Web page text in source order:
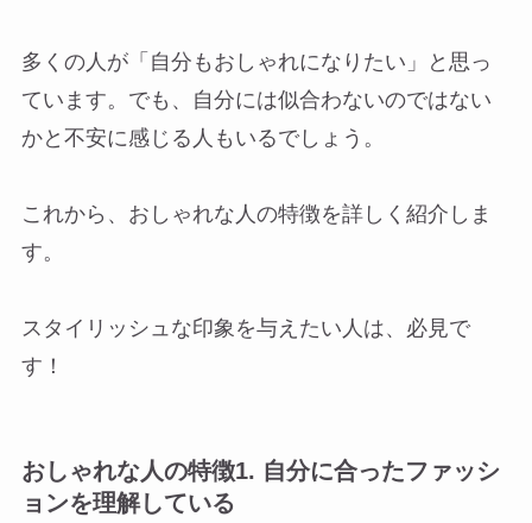
多くの人が「自分もおしゃれになりたい」と思っ
ています。でも、自分には似合わないのではない
かと不安に感じる人もいるでしょう。
これから、おしゃれな人の特徴を詳しく紹介しま
す。
スタイリッシュな印象を与えたい人は、必見で
す！
おしゃれな人の特徴1. 自分に合ったファッシ
ョンを理解している